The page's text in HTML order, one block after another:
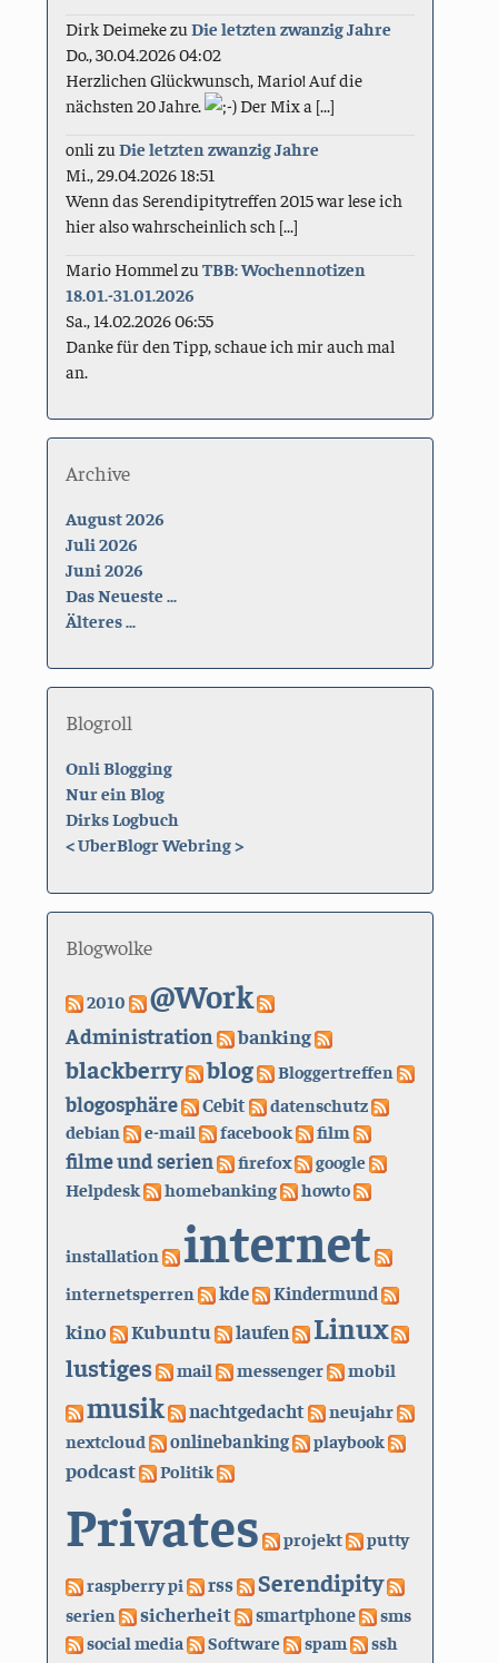
Dirk DeimekezuDie letzten zwanzig Jahre
Do., 30.04.2026 04:02
Herzlichen Glückwunsch, Mario! Auf die
nächsten 20 Jahre.
Der Mix a [...]
onli zuDie letzten zwanzig Jahre
Mi., 29.04.2026 18:51
Wenn das Serendipitytreffen 2015 war lese ich
hier also wahrscheinlich sch [...]
Mario Hommel zuTBB: Wochennotizen
18.01.-31.01.2026
Sa., 14.02.2026 06:55
Danke für den Tipp, schaue ich mir auch mal
an.
Archive
August 2026
Juli 2026
Juni 2026
Das Neueste ...
Älteres ...
Blogroll
Onli Blogging
Nur ein Blog
Dirks Logbuch
<UberBlogr Webring>
Blogwolke
2010 @Work
Administration banking
blackberry blog Bloggertreffen
blogosphäre Cebit datenschutz
debian e-mail facebook film
filme und serien firefox
google
Helpdesk
homebanking howto
installation internet
internetsperren kde Kindermund
kino Kubuntu laufen Linux
lustiges mail messenger mobil
musik nachtgedacht neujahr
nextcloud onlinebanking playbook
podcast Politik
Privates projekt putty
raspberry pi rss Serendipity
serien sicherheit smartphone
sms
social media
Software spam ssh